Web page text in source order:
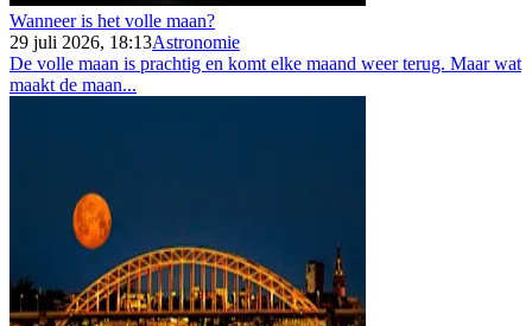
Wanneer is het volle maan?
29 juli 2026, 18:13Astronomie
De volle maan is prachtig en komt elke maand weer terug. Maar wat
maakt de maan...